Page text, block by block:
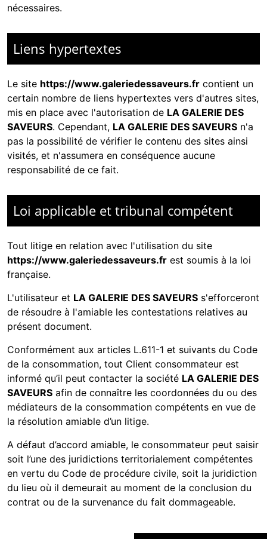
nécessaires.
Liens hypertextes
Le site https://www.galeriedessaveurs.fr contient un
certain nombre de liens hypertextes vers d'autres sites,
mis en place avec l'autorisation de LA GALERIE DES
SAVEURS. Cependant, LA GALERIE DES SAVEURS n'a
pas la possibilité de vérifier le contenu des sites ainsi
visités, et n'assumera en conséquence aucune
responsabilité de ce fait.
Loi applicable et tribunal compétent
Tout litige en relation avec l'utilisation du site
https://www.galeriedessaveurs.fr est soumis à la loi
française.
L'utilisateur et LA GALERIE DES SAVEURS s'efforceront
de résoudre à l'amiable les contestations relatives au
présent document.
Conformément aux articles L.611-1 et suivants du Code
de la consommation, tout Client consommateur est
informé qu’il peut contacter la société LA GALERIE DES
SAVEURS afin de connaître les coordonnées du ou des
médiateurs de la consommation compétents en vue de
la résolution amiable d’un litige.
A défaut d’accord amiable, le consommateur peut saisir
soit l’une des juridictions territorialement compétentes
en vertu du Code de procédure civile, soit la juridiction
du lieu où il demeurait au moment de la conclusion du
contrat ou de la survenance du fait dommageable.